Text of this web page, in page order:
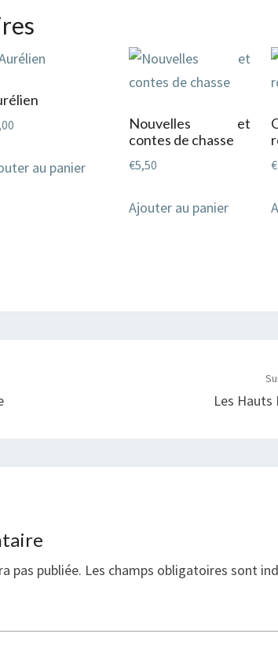
au panier
Nouvelles et
contes de chasse
€5,50
Ajouter au panier
€
Les Hauts
pas publiée. Les champs obligatoires sont